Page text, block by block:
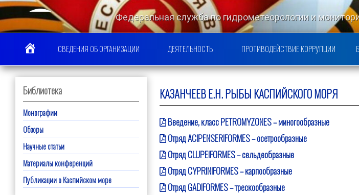
Перейти
содержимому
Федеральная служба по гидрометеорологии и
КАСПИЙСКИЙ МОРСКОЙ НАУЧНО-
СВЕДЕНИЯ ОБ ОРГАНИЗАЦИИ ДЕЯТЕЛЬНОСТЬ ПРОТИВОДЕЙСТВИЕ КОРРУПЦИИ
Библиотека
Монографии
Обзоры
Научные статьи
Материалы конференций
Публикации о Каспийском море
КАЗАНЧЕЕВ Е.Н. РЫБЫ КАСПИЙСКОГО МОРЯ
Введение, класс PETROMYZONES – миногообразные
Отряд ACIPENSERIFORMES – осетрообразные
Отряд CLUPEIFORMES – сельдеобразные
Отряд CYPRINIFORMES – карпообразные
Отряд GADIFORMES – трескообразные